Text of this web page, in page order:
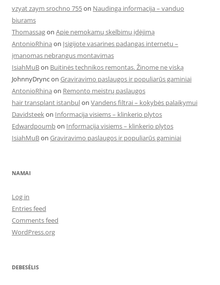
vzyat zaym srochno 755on Naudinga informacija – vanduo
biurams
Thomassagon Apie nemokamų skelbimų įdėjimą
AntonioRhina on Įsigijote vasarines padangas internetu –
įmanomas nebrangus montavimas
IsiahMuBon Buitinės technikos remontas. Žinome ne viską
JohnnyDryncon Graviravimo paslaugos ir populiarūs gaminiai
AntonioRhina on Remonto meistrų paslaugos
hair transplant istanbulon Vandens filtrai – kokybės palaikymui
Davidsteekon Informacija visiems – klinkerio plytos
Edwardpoumbon Informacija visiems – klinkerio plytos
IsiahMuBon Graviravimo paslaugos ir populiarūs gaminiai
NAMAI
Log in
Entries feed
Comments feed
WordPress.org
DEBESĖLIS